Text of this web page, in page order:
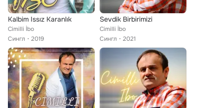
Kalbim Issız Karanlık
Cimilli İbo
Сингл
2019
Sevdik Birbirimizi
Cimilli İbo
Сингл
2021